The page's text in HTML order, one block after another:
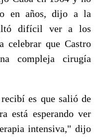
en años, dijo a la
difícil ver a los
celebrar que Castro
compleja cirugía
es que salió de
está esperando ver
intensiva," dijo